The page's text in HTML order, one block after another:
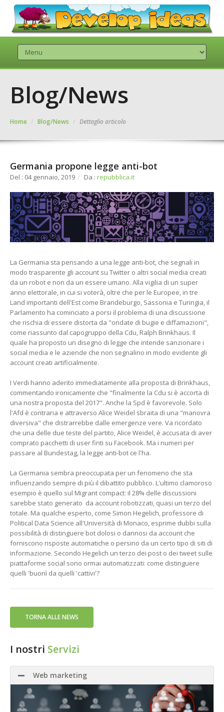
Blog/News
Home / Blog/News / Dettaglio articolo
Germania propone legge anti-bot
Del : 04 gennaio, 2019 / Da : repubblica.it
La Germania sta pensando a una legge anti-bot, che segnali in
modo trasparente gli account su Twitter o altri social media creati
da un robot e non da un essere umano. Alla vigilia di un super
anno elettorale, in cui si voterà, oltre che per le Europee, in tre
Land importanti dell'Est come Brandeburgo, Sassonia e Turingia, il
Parlamento ha cominciato a porsi il problema di una discussione
che rischia di essere distorta da "ondate di bugie e diffamazioni",
come riassunto dal capogruppo della Cdu, Ralph Brinkhaus. Il
quale ha proposto un disegno di legge che intende sanzionare i
social media e le aziende che non segnalino in modo evidente gli
account creati artificialmente.
I Verdi hanno aderito immediatamente alla proposta di Brinkhaus,
commentando ironicamente che "finalmente la Cdu si è accorta di
una nostra proposta del 2017". Anche la Spd è favorevole. Solo
l'Afd è contraria e attraverso Alice Weidel sbraita di una "manovra
diversiva" che distrarrebbe dalle emergenze vere. Va ricordato
che una delle due teste del partito, Alice Weidel, è accusata di aver
comprato pacchetti di user finti su Facebook. Ma i numeri per
passare al Bundestag, la legge anti-bot ce l'ha.
La Germania sembra preoccupata per un fenomeno che sta
influenzando sempre di più il dibattito pubblico. L'ultimo clamoroso
esempio è quello sul Migrant compact: il 28% delle discussioni
sarebbe stato generato da account robotizzati, quasi un terzo del
totale. Ma qualche esperto, come Simon Hegelich, professore di
Political Data Science all'Università di Monaco, esprime dubbi sulla
possibilità di distinguere bot dolosi o dannosi da account che
forniscono risposte automatiche o persino da un certo tipo di siti di
informazione. Secondo Hegelich un terzo dei post o dei tweet sulle
piattaforme social sono ormai automatizzati: come distinguere
quelli 'buonì da quelli 'cattivi'?
TORNA ALLE NEWS
I nostri Servizi
Web marketing